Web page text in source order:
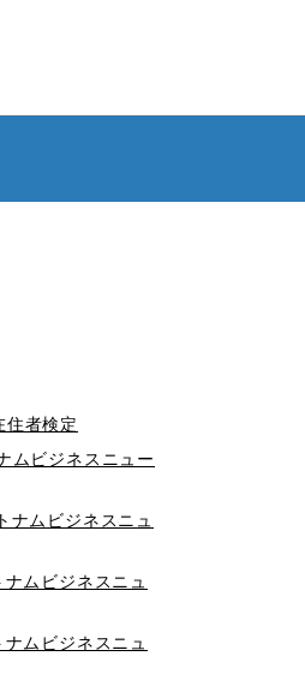
住者検定
ムビジネスニュー
ナムビジネスニュ
ムビジネスニュ
ムビジネスニュ